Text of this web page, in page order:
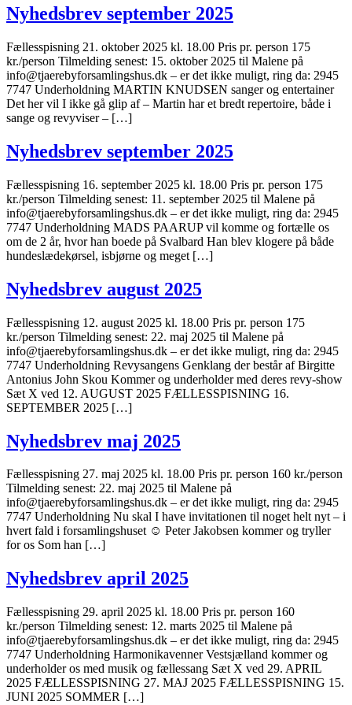
Nyhedsbrev september 2025
Fællesspisning 21. oktober 2025 kl. 18.00 Pris pr. person 175
kr./person Tilmelding senest: 15. oktober 2025 til Malene på
info@tjaerebyforsamlingshus.dk – er det ikke muligt, ring da: 2945
7747 Underholdning MARTIN KNUDSEN sanger og entertainer
Det her vil I ikke gå glip af – Martin har et bredt repertoire, både i
sange og revyviser – […]
Nyhedsbrev september 2025
Fællesspisning 16. september 2025 kl. 18.00 Pris pr. person 175
kr./person Tilmelding senest: 11. september 2025 til Malene på
info@tjaerebyforsamlingshus.dk – er det ikke muligt, ring da: 2945
7747 Underholdning MADS PAARUP vil komme og fortælle os
om de 2 år, hvor han boede på Svalbard Han blev klogere på både
hundeslædekørsel, isbjørne og meget […]
Nyhedsbrev august 2025
Fællesspisning 12. august 2025 kl. 18.00 Pris pr. person 175
kr./person Tilmelding senest: 22. maj 2025 til Malene på
info@tjaerebyforsamlingshus.dk – er det ikke muligt, ring da: 2945
7747 Underholdning Revysangens Genklang der består af Birgitte
Antonius John Skou Kommer og underholder med deres revy-show
Sæt X ved 12. AUGUST 2025 FÆLLESSPISNING 16.
SEPTEMBER 2025 […]
Nyhedsbrev maj 2025
Fællesspisning 27. maj 2025 kl. 18.00 Pris pr. person 160 kr./person
Tilmelding senest: 22. maj 2025 til Malene på
info@tjaerebyforsamlingshus.dk – er det ikke muligt, ring da: 2945
7747 Underholdning Nu skal I have invitationen til noget helt nyt – i
hvert fald i forsamlingshuset ☺ Peter Jakobsen kommer og tryller
for os Som han […]
Nyhedsbrev april 2025
Fællesspisning 29. april 2025 kl. 18.00 Pris pr. person 160
kr./person Tilmelding senest: 12. marts 2025 til Malene på
info@tjaerebyforsamlingshus.dk – er det ikke muligt, ring da: 2945
7747 Underholdning Harmonikavenner Vestsjælland kommer og
underholder os med musik og fællessang Sæt X ved 29. APRIL
2025 FÆLLESSPISNING 27. MAJ 2025 FÆLLESSPISNING 15.
JUNI 2025 SOMMER […]